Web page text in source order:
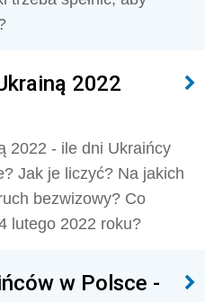
2022
2022 - ile dni Ukraińcy
Jak je liczyć? Na jakich
bezwizowy? Co
lutego 2022 roku?
w Polsce -